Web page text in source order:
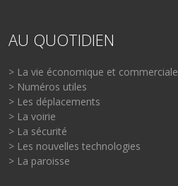
AU QUOTIDIEN
> La vie économique et commerciale
> Numéros utiles
> Les déplacements
> La voirie
> La sécurité
> Les nouvelles technologies
> La paroisse